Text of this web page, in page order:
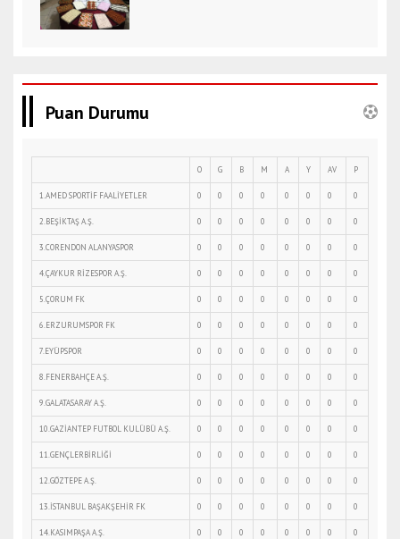
Puan Durumu
O G B M A Y AV P
1.AMED SPORTİF FAALİYETLER 0 0 0 0 0 0 0 0
2.BEŞİKTAŞ A.Ş. 0 0 0 0 0 0 0 0
3.CORENDON ALANYASPOR 0 0 0 0 0 0 0 0
4.ÇAYKUR RİZESPOR A.Ş. 0 0 0 0 0 0 0 0
5.ÇORUM FK 0 0 0 0 0 0 0 0
6.ERZURUMSPOR FK 0 0 0 0 0 0 0 0
7.EYÜPSPOR 0 0 0 0 0 0 0 0
8.FENERBAHÇE A.Ş. 0 0 0 0 0 0 0 0
9.GALATASARAY A.Ş. 0 0 0 0 0 0 0 0
10.GAZİANTEP FUTBOL KULÜBÜ A.Ş. 0 0 0 0 0 0 0 0
11.GENÇLERBİRLİĞİ 0 0 0 0 0 0 0 0
12.GÖZTEPE A.Ş. 0 0 0 0 0 0 0 0
13.İSTANBUL BAŞAKŞEHİR FK 0 0 0 0 0 0 0 0
14.KASIMPAŞA A.Ş. 0 0 0 0 0 0 0 0